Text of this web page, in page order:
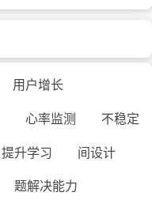
用户增长
心率监测 不稳定
提升学习 间设计
题解决能力